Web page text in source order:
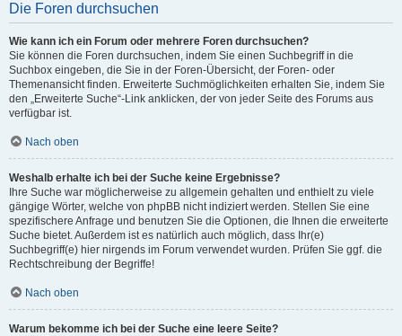
Die Foren durchsuchen
Wie kann ich ein Forum oder mehrere Foren durchsuchen?
Sie können die Foren durchsuchen, indem Sie einen Suchbegriff in die
Suchbox eingeben, die Sie in der Foren-Übersicht, der Foren- oder
Themenansicht finden. Erweiterte Suchmöglichkeiten erhalten Sie, indem Sie
den „Erweiterte Suche“-Link anklicken, der von jeder Seite des Forums aus
verfügbar ist.
Nach oben
Weshalb erhalte ich bei der Suche keine Ergebnisse?
Ihre Suche war möglicherweise zu allgemein gehalten und enthielt zu viele
gängige Wörter, welche von phpBB nicht indiziert werden. Stellen Sie eine
spezifischere Anfrage und benutzen Sie die Optionen, die Ihnen die erweiterte
Suche bietet. Außerdem ist es natürlich auch möglich, dass Ihr(e)
Suchbegriff(e) hier nirgends im Forum verwendet wurden. Prüfen Sie ggf. die
Rechtschreibung der Begriffe!
Nach oben
Warum bekomme ich bei der Suche eine leere Seite?